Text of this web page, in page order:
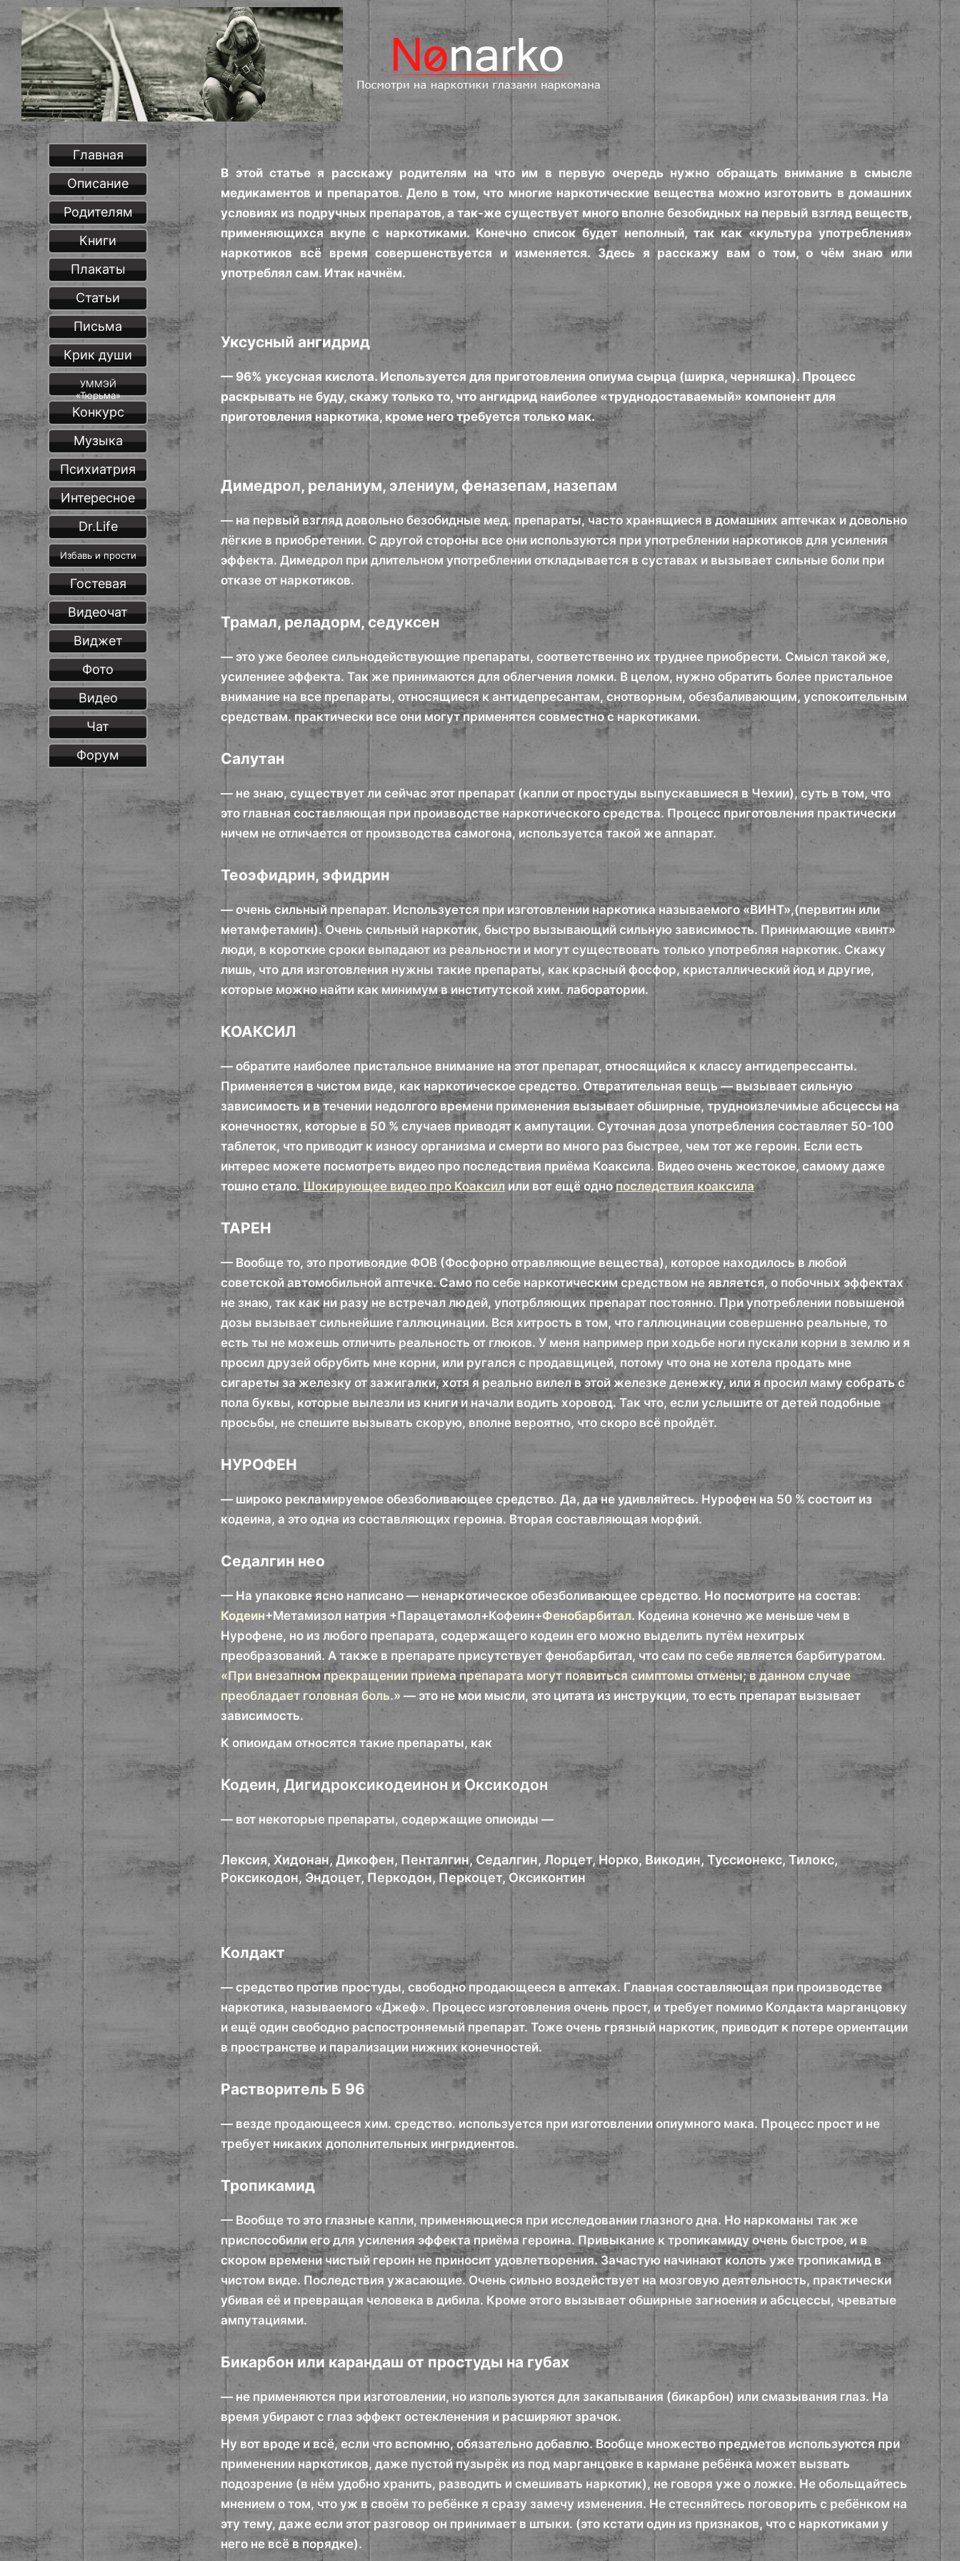
В этой статье я расскажу родителям на что им в первую очередь нужно обращать внимание в смысле
медикаментов и препаратов. Дело в том, что многие наркотические вещества можно изготовить в домашних
условиях из подручных препаратов, а так-же существует много вполне безобидных на первый взгляд веществ,
применяющихся вкупе с наркотиками. Конечно список будет неполный, так как «культура употребления»
наркотиков всё время совершенствуется и изменяется. Здесь я расскажу вам о том, о чём знаю или
употреблял сам. Итак начнём.
Уксусный ангидрид
— 96% уксусная кислота. Используется для приготовления опиума сырца (ширка, черняшка). Процесс
раскрывать не буду, скажу только то, что ангидрид наиболее «труднодоставаемый» компонент для
приготовления наркотика, кроме него требуется только мак.
Димедрол, реланиум, элениум, феназепам, назепам
— на первый взгляд довольно безобидные мед. препараты, часто хранящиеся в домашних аптечках и довольно
лёгкие в приобретении. С другой стороны все они используются при употреблении наркотиков для усиления
эффекта. Димедрол при длительном употреблении откладывается в суставах и вызывает сильные боли при
отказе от наркотиков.
Трамал, реладорм, седуксен
— это уже беолее сильнодействующие препараты, соответственно их труднее приобрести. Смысл такой же,
усилениее эффекта. Так же принимаются для облегчения ломки. В целом, нужно обратить более пристальное
внимание на все препараты, относящиеся к антидепресантам, снотворным, обезбаливающим, успокоительным
средствам. практически все они могут применятся совместно с наркотиками.
Салутан
— не знаю, существует ли сейчас этот препарат (капли от простуды выпускавшиеся в Чехии), суть в том, что
это главная составляющая при производстве наркотического средства. Процесс приготовления практически
ничем не отличается от производства самогона, используется такой же аппарат.
Теоэфидрин, эфидрин
— очень сильный препарат. Используется при изготовлении наркотика называемого «ВИНТ»,(первитин или
метамфетамин). Очень сильный наркотик, быстро вызывающий сильную зависимость. Принимающие «винт»
люди, в короткие сроки выпадают из реальности и могут существовать только употребляя наркотик. Скажу
лишь, что для изготовления нужны такие препараты, как красный фосфор, кристаллический йод и другие,
которые можно найти как минимум в институтской хим. лаборатории.
КОАКСИЛ
— обратите наиболее пристальное внимание на этот препарат, относящийся к классу антидепрессанты.
Применяется в чистом виде, как наркотическое средство. Отвратительная вещь — вызывает сильную
зависимость и в течении недолгого времени применения вызывает обширные, трудноизлечимые абсцессы на
конечностях, которые в 50 % случаев приводят к ампутации. Суточная доза употребления составляет 50-100
таблеток, что приводит к износу организма и смерти во много раз быстрее, чем тот же героин. Если есть
интерес можете посмотреть видео про последствия приёма Коаксила. Видео очень жестокое, самому даже
тошно стало.Шокирующее видео про Коаксил или вот ещё однопоследствия коаксила
ТАРЕН
— Вообще то, это противоядие ФОВ (Фосфорно отравляющие вещества), которое находилось в любой
советской автомобильной аптечке. Само по себе наркотическим средством не является, о побочных эффектах
не знаю, так как ни разу не встречал людей, употрбляющих препарат постоянно. При употреблении повышеной
дозы вызывает сильнейшие галлюцинации. Вся хитрость в том, что галлюцинации совершенно реальные, то
есть ты не можешь отличить реальность от глюков. У меня например при ходьбе ноги пускали корни в землю и я
просил друзей обрубить мне корни, или ругался с продавщицей, потому что она не хотела продать мне
сигареты за железку от зажигалки, хотя я реально вилел в этой железке денежку, или я просил маму собрать с
пола буквы, которые вылезли из книги и начали водить хоровод. Так что, если услышите от детей подобные
просьбы, не спешите вызывать скорую, вполне вероятно, что скоро всё пройдёт.
НУРОФЕН
— широко рекламируемое обезболивающее средство. Да, да не удивляйтесь. Нурофен на 50 % состоит из
кодеина, а это одна из составляющих героина. Вторая составляющая морфий.
Седалгин нео
— На упаковке ясно написано — ненаркотическое обезболивающее средство. Но посмотрите на состав:
Кодеин+Метамизол натрия +Парацетамол+Кофеин+Фенобарбитал. Кодеина конечно же меньше чем в
Нурофене, но из любого препарата, содержащего кодеин его можно выделить путём нехитрых
преобразований. А также в препарате присутствует фенобарбитал, что сам по себе является барбитуратом.
«При внезапном прекращении приема препарата могут появиться симптомы отмены; в данном случае
преобладает головная боль.» — это не мои мысли, это цитата из инструкции, то есть препарат вызывает
зависимость.
К опиоидам относятся такие препараты, как
Кодеин, Дигидроксикодеинон и Оксикодон
— вот некоторые препараты, содержащие опиоиды —
Лексия, Хидонан, Дикофен, Пенталгин, Седалгин, Лорцет, Норко, Викодин, Туссионекс, Тилокс,
Роксикодон, Эндоцет, Перкодон, Перкоцет, Оксиконтин
Колдакт
— средство против простуды, свободно продающееся в аптеках. Главная составляющая при производстве
наркотика, называемого «Джеф». Процесс изготовления очень прост, и требует помимо Колдакта марганцовку
и ещё один свободно распостроняемый препарат. Тоже очень грязный наркотик, приводит к потере ориентации
в пространстве и парализации нижних конечностей.
Растворитель Б 96
— везде продающееся хим. средство. используется при изготовлении опиумного мака. Процесс прост и не
требует никаких дополнительных ингридиентов.
Тропикамид
— Вообще то это глазные капли, применяющиеся при исследовании глазного дна. Но наркоманы так же
приспособили его для усиления эффекта приёма героина. Привыкание к тропикамиду очень быстрое, и в
скором времени чистый героин не приносит удовлетворения. Зачастую начинают колоть уже тропикамид в
чистом виде. Последствия ужасающие. Очень сильно воздействует на мозговую деятельность, практически
убивая её и превращая человека в дибила. Кроме этого вызывает обширные загноения и абсцессы, чреватые
ампутациями.
Бикарбон или карандаш от простуды на губах
— не применяются при изготовлении, но изпользуются для закапывания (бикарбон) или смазывания глаз. На
время убирают с глаз эффект остекленения и расширяют зрачок.
Ну вот вроде и всё, если что вспомню, обязательно добавлю. Вообще множество предметов используются при
применении наркотиков, даже пустой пузырёк из под марганцовке в кармане ребёнка может вызвать
подозрение (в нём удобно хранить, разводить и смешивать наркотик), не говоря уже о ложке. Не обольщайтесь
мнением о том, что уж в своём то ребёнке я сразу замечу изменения. Не стесняйтесь поговорить с ребёнком на
эту тему, даже если этот разговор он принимает в штыки. (это кстати один из признаков, что с наркотиками у
него не всё в порядке).
Главная
Описание
Родителям
Книги
Плакаты
Статьи
Письма
Крик души
УММЭЙ
«Тюрьма»
Конкурс
Музыка
Психиатрия
Интересное
Dr.Life
Избавь и прости
Гостевая
Видеочат
Виджет
Фото
Видео
Чат
Форум